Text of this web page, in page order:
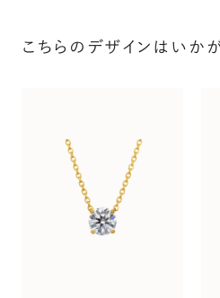
こちらのデザインはいか